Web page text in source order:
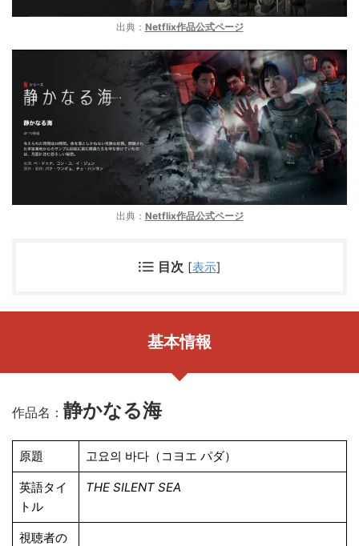
出典： Netflix作品公式ページ
出典： Netflix作品公式ページ
目次 [表示]
基本情報
作品名： 静かなる海
原題 고요의 바다（コヨエ パダ）
英語タイ
トル
THE SILENT SEA
視聴者の